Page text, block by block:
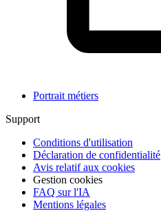
Portrait métiers
Support
Conditions d'utilisation
Déclaration de confidentialité
Avis relatif aux cookies
Gestion cookies
FAQ sur l'IA
Mentions légales